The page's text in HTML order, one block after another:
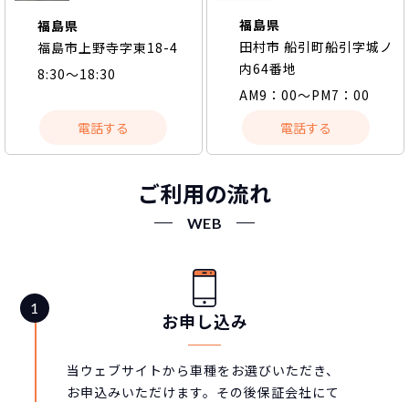
福島県
福島市上野寺字東18-4
8:30～18:30
電話する
福島県
田村市 船引町船引字城ノ
内64番地
AM9：00～PM7：00
電話する
ご利用の流れ
WEB
お申し込み
当ウェブサイトから車種をお選びいただき、
お申込みいただけます。その後保証会社にて